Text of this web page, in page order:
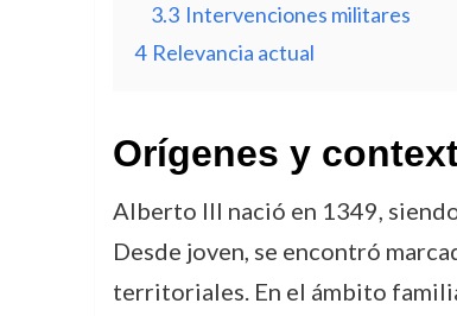
3.3 Intervenciones militares
4 Relevancia actual
Orígenes y
Alberto III nació en 1349,
Desde joven, se encontró
territoriales. En el ámbito